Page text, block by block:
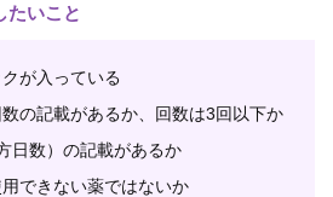
たいこと
が入っている
の記載があるか、回数は3回以下か
日数）の記載があるか
できない薬ではないか